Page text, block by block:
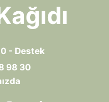
- Destek
98 30